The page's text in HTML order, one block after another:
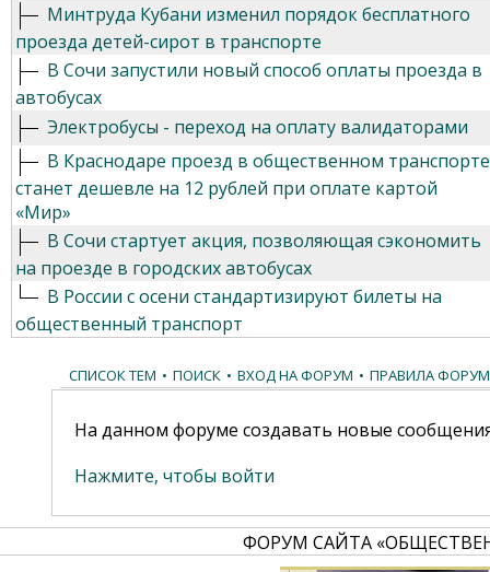
Минтруда Кубани изменил порядок бесплатного
проезда детей-сирот в транспорте
В Сочи запустили новый способ оплаты проезда в
автобусах
Электробусы - переход на оплату валидаторами
В Краснодаре проезд в общественном транспорте
станет дешевле на 12 рублей при оплате картой
«Мир»
В Сочи стартует акция, позволяющая сэкономить
на проезде в городских автобусах
В России с осени стандартизируют билеты на
общественный транспорт
СПИСОК ТЕМ • ПОИСК • ВХОД НА ФОРУМ • ПРАВИЛА
На данном форуме создавать новые
Нажмите, чтобы войти
ФОРУМ САЙТА